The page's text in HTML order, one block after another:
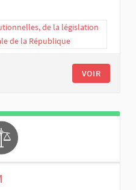
de la législation
de la République
VOIR